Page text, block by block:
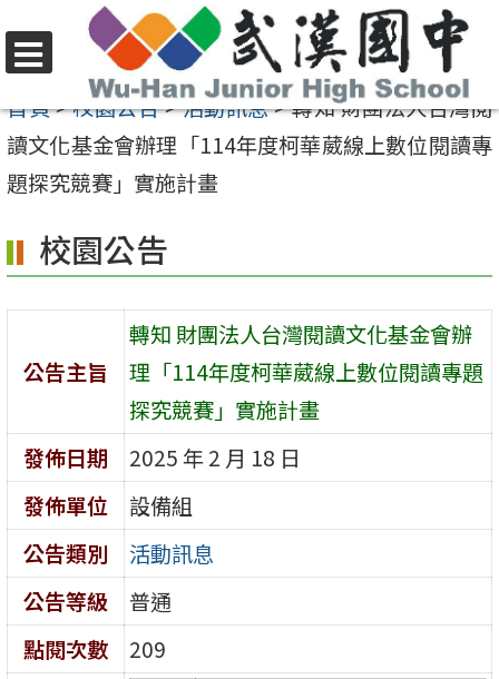
至
要
內
區
選
單
首頁>校園公告>活動訊息>轉知 財團法人台灣閱
讀文化基金會辦理「114年度柯華葳線上數位閱讀專
題探究競賽」實施計畫
校園公告
公告主旨
轉知 財團法人台灣閱讀文化基金會辦
理「114年度柯華葳線上數位閱讀專題
探究競賽」實施計畫
發佈日期
2025 年 2 月 18 日
發佈單位
設備組
公告類別
活動訊息
公告等級
普通
點閱次數
209